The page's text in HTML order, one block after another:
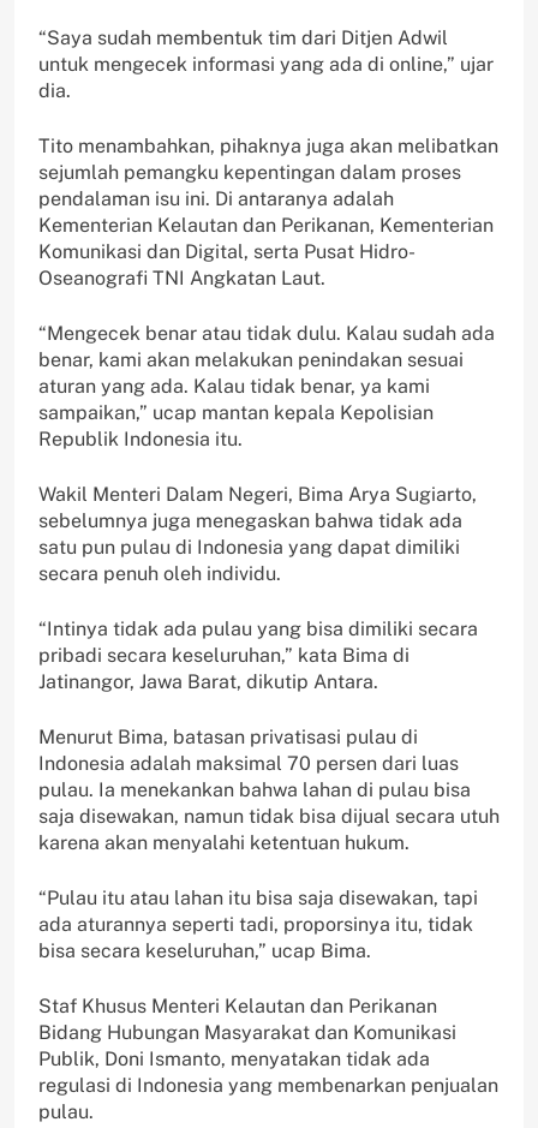
“Saya sudah membentuk tim dari Ditjen Adwil
untuk mengecek informasi yang ada di online,” ujar
dia.
Tito menambahkan, pihaknya juga akan melibatkan
sejumlah pemangku kepentingan dalam proses
pendalaman isu ini. Di antaranya adalah
Kementerian Kelautan dan Perikanan, Kementerian
Komunikasi dan Digital, serta Pusat Hidro-
Oseanografi TNI Angkatan Laut.
“Mengecek benar atau tidak dulu. Kalau sudah ada
benar, kami akan melakukan penindakan sesuai
aturan yang ada. Kalau tidak benar, ya kami
sampaikan,” ucap mantan kepala Kepolisian
Republik Indonesia itu.
Wakil Menteri Dalam Negeri, Bima Arya Sugiarto,
sebelumnya juga menegaskan bahwa tidak ada
satu pun pulau di Indonesia yang dapat dimiliki
secara penuh oleh individu.
“Intinya tidak ada pulau yang bisa dimiliki secara
pribadi secara keseluruhan,” kata Bima di
Jatinangor, Jawa Barat, dikutip Antara.
Menurut Bima, batasan privatisasi pulau di
Indonesia adalah maksimal 70 persen dari luas
pulau. Ia menekankan bahwa lahan di pulau bisa
saja disewakan, namun tidak bisa dijual secara utuh
karena akan menyalahi ketentuan hukum.
“Pulau itu atau lahan itu bisa saja disewakan, tapi
ada aturannya seperti tadi, proporsinya itu, tidak
bisa secara keseluruhan,” ucap Bima.
Staf Khusus Menteri Kelautan dan Perikanan
Bidang Hubungan Masyarakat dan Komunikasi
Publik, Doni Ismanto, menyatakan tidak ada
regulasi di Indonesia yang membenarkan penjualan
pulau.